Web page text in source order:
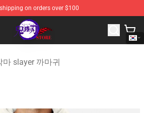
shipping on orders over $100
Store - Official Kimetsu no Yaiba
마 slayer 까마귀